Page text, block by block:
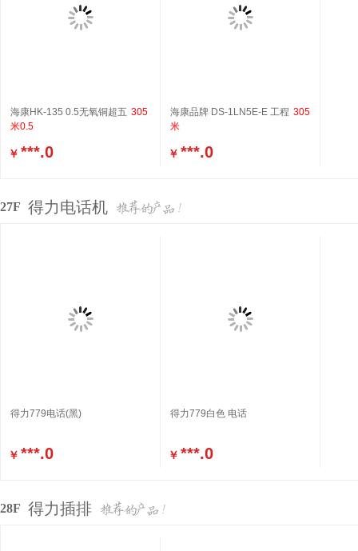
海康HK-135 0.5无氧铜超五 305
米0.5
￥ ***.0
海康品牌 DS-1LN5E-E 工程 305
米
￥ ***.0
27F 得力电话机
得力779电话(黑)
￥ ***.0
得力779白色 电话
￥ ***.0
28F 得力插排